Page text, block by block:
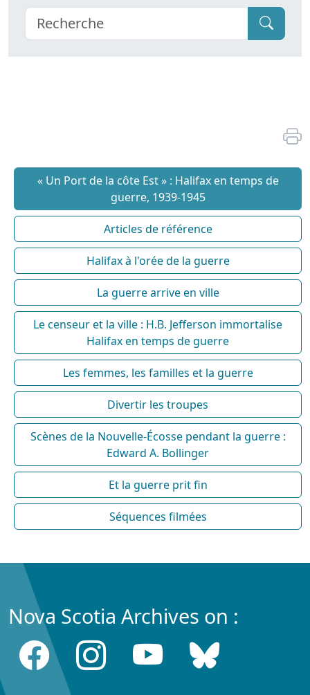
« Un Port de la côte Est » : Halifax en temps de
guerre, 1939-1945
Articles de référence
Halifax à l'orée de la guerre
La guerre arrive en ville
Le censeur et la ville : H.B. Jefferson immortalise
Halifax en temps de guerre
Les femmes, les familles et la guerre
Divertir les troupes
Scènes de la Nouvelle-Écosse pendant la guerre :
Edward A. Bollinger
Et la guerre prit fin
Séquences filmées
Nova Scotia Archives on :